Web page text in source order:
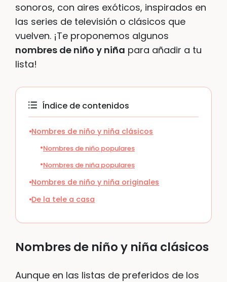
sonoros, con aires exóticos, inspirados en
las series de televisión o clásicos que
vuelven. ¡Te proponemos algunos
nombres de niño y niña para añadir a tu
lista!
Índice de contenidos
Nombres de niño y niña clásicos
Nombres de niño populares
Nombres de niña populares
Nombres de niño y niña originales
De la tele a casa
Nombres de niño y niña clásicos
Aunque en las listas de preferidos de los